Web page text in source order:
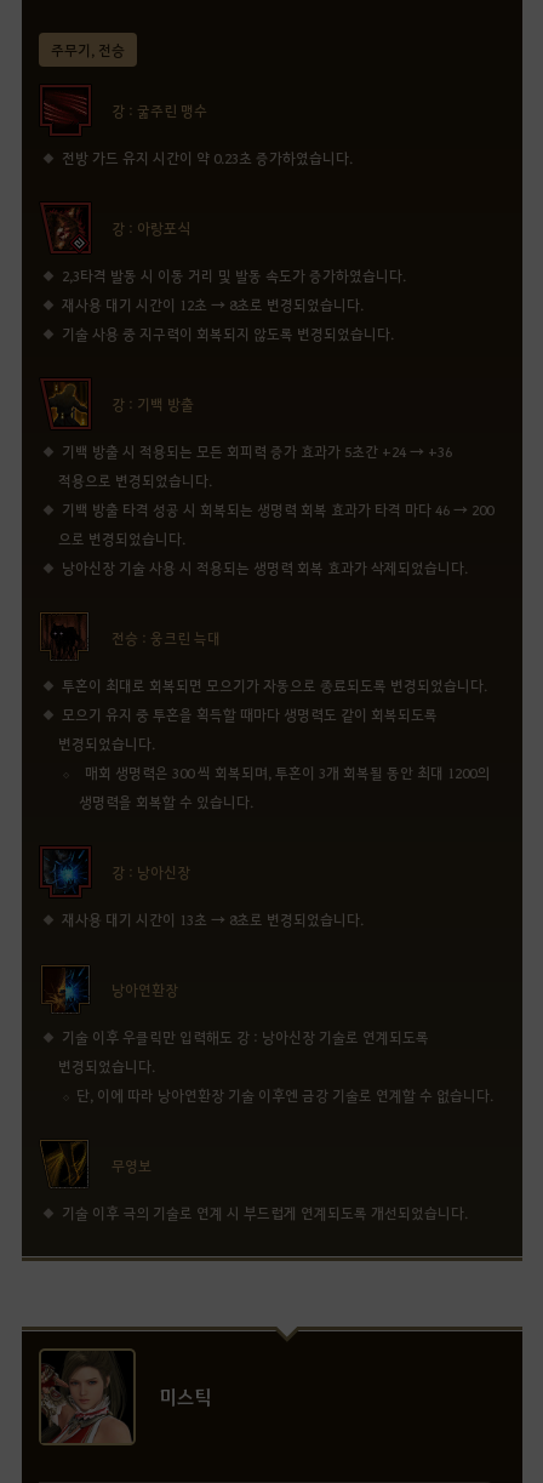
주무기, 전승
강 : 굶주린 맹수
전방 가드 유지 시간이 약 0.23초 증가하였습니다.
강 : 아랑포식
2,3타격 발동 시 이동 거리 및 발동 속도가 증가하였습니다.
재사용 대기 시간이 12초 → 8초로 변경되었습니다.
기술 사용 중 지구력이 회복되지 않도록 변경되었습니다.
강 : 기백 방출
기백 방출 시 적용되는 모든 회피력 증가 효과가 5초간 +24 → +36
적용으로 변경되었습니다.
기백 방출 타격 성공 시 회복되는 생명력 회복 효과가 타격 마다 46 → 200
으로 변경되었습니다.
낭아신장 기술 사용 시 적용되는 생명력 회복 효과가 삭제되었습니다.
전승 : 웅크린 늑대
투혼이 최대로 회복되면 모으기가 자동으로 종료되도록 변경되었습니다.
모으기 유지 중 투혼을 획득할 때마다 생명력도 같이 회복되도록
변경되었습니다.
매회 생명력은 300 씩 회복되며, 투혼이 3개 회복될 동안 최대 1200의
생명력을 회복할 수 있습니다.
강 : 낭아신장
재사용 대기 시간이 13초 → 8초로 변경되었습니다.
낭아연환장
기술 이후 우클릭만 입력해도 강 : 낭아신장 기술로 연계되도록
변경되었습니다.
단, 이에 따라 낭아연환장 기술 이후엔 금강 기술로 연계할 수 없습니다.
무영보
기술 이후 극의 기술로 연계 시 부드럽게 연계되도록 개선되었습니다.
미스틱